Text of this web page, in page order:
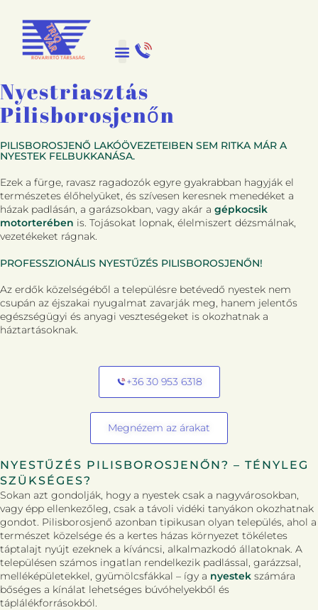
Nyestriasztás
Pilisborosjenőn
PILISBOROSJENŐ LAKÓÖVEZETEIBEN SEM RITKA MÁR A
NYESTEK FELBUKKANÁSA.
Ezek a fürge, ravasz ragadozók egyre gyakrabban hagyják el
természetes élőhelyüket, és szívesen keresnek menedéket a
házak padlásán, a garázsokban, vagy akár a gépkocsik
motorterében is. Tojásokat lopnak, élelmiszert dézsmálnak,
vezetékeket rágnak.
PROFESSZIONÁLIS NYESTŰZÉS PILISBOROSJENŐN!
Az erdők közelségéből a településre betévedő nyestek nem
csupán az éjszakai nyugalmat zavarják meg, hanem jelentős
egészségügyi és anyagi veszteségeket is okozhatnak a
háztartásoknak.
+36 30 953 6318
Megnézem az árakat
NYESTŰZÉS PILISBOROSJENŐN? – TÉNYLEG
SZÜKSÉGES?
Sokan azt gondolják, hogy a nyestek csak a nagyvárosokban,
vagy épp ellenkezőleg, csak a távoli vidéki tanyákon okozhatnak
gondot. Pilisborosjenő azonban tipikusan olyan település, ahol a
természet közelsége és a kertes házas környezet tökéletes
táptalajt nyújt ezeknek a kíváncsi, alkalmazkodó állatoknak. A
településen számos ingatlan rendelkezik padlással, garázzsal,
melléképületekkel, gyümölcsfákkal – így a nyestek számára
bőséges a kínálat lehetséges búvóhelyekből és
táplálékforrásokból.